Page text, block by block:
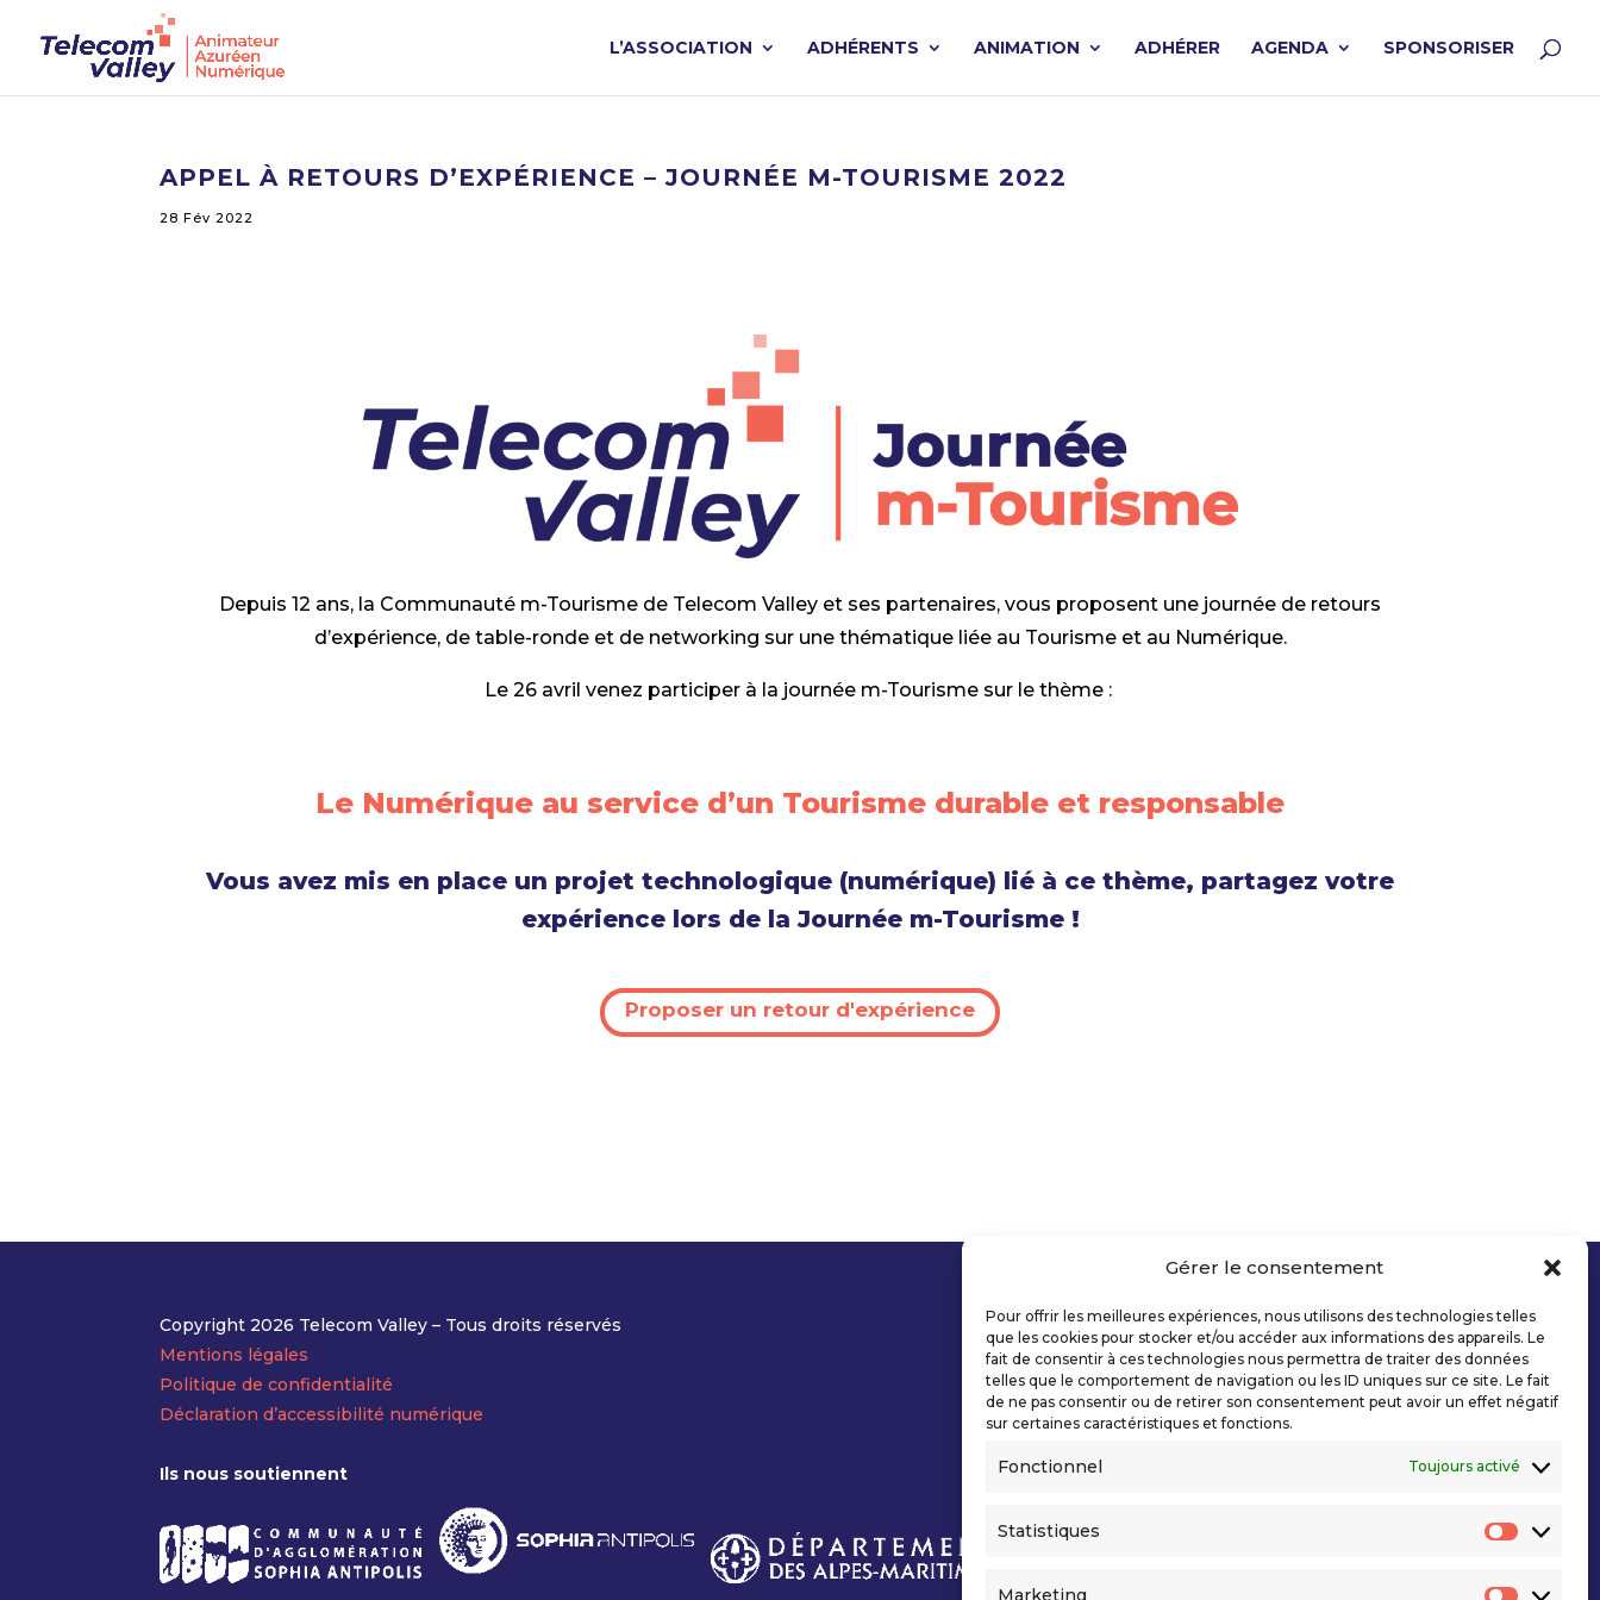
Gérer le consentement
Pour offrir les meilleures expériences, nous utilisons des technologies telles
que les cookies pour stocker et/ou accéder aux informations des appareils. Le
fait de consentir à ces technologies nous permettra de traiter des données
telles que le comportement de navigation ou les ID uniques sur ce site. Le fait
de ne pas consentir ou de retirer son consentement peut avoir un effet négatif
sur certaines caractéristiques et fonctions.
Fonctionnel Toujours activé
Statistiques
Marketing
L’ASSOCIATION ADHÉRENTS ANIMATION ADHÉRER AGENDA SPONSORISER
APPEL À RETOURS D’EXPÉRIENCE – JOURNÉE M-TOURISME 2022
28 Fév 2022
Depuis 12 ans, la Communauté m-Tourisme de Telecom Valley et ses partenaires, vous proposent une journée de retours
d’expérience, de table-ronde et de networking sur une thématique liée au Tourisme et au Numérique.
Le 26 avril venez participer à la journée m-Tourisme sur le thème :
Le Numérique au service d’un Tourisme durable et responsable
Vous avez mis en place un projet technologique (numérique) lié à ce thème, partagez votre
expérience lors de la Journée m-Tourisme !
Proposer un retour d'expérience
Copyright 2026 Telecom Valley – Tous droits réservés
Mentions légales
Politique de confidentialité
Déclaration d’accessibilité numérique
Ils nous soutiennent